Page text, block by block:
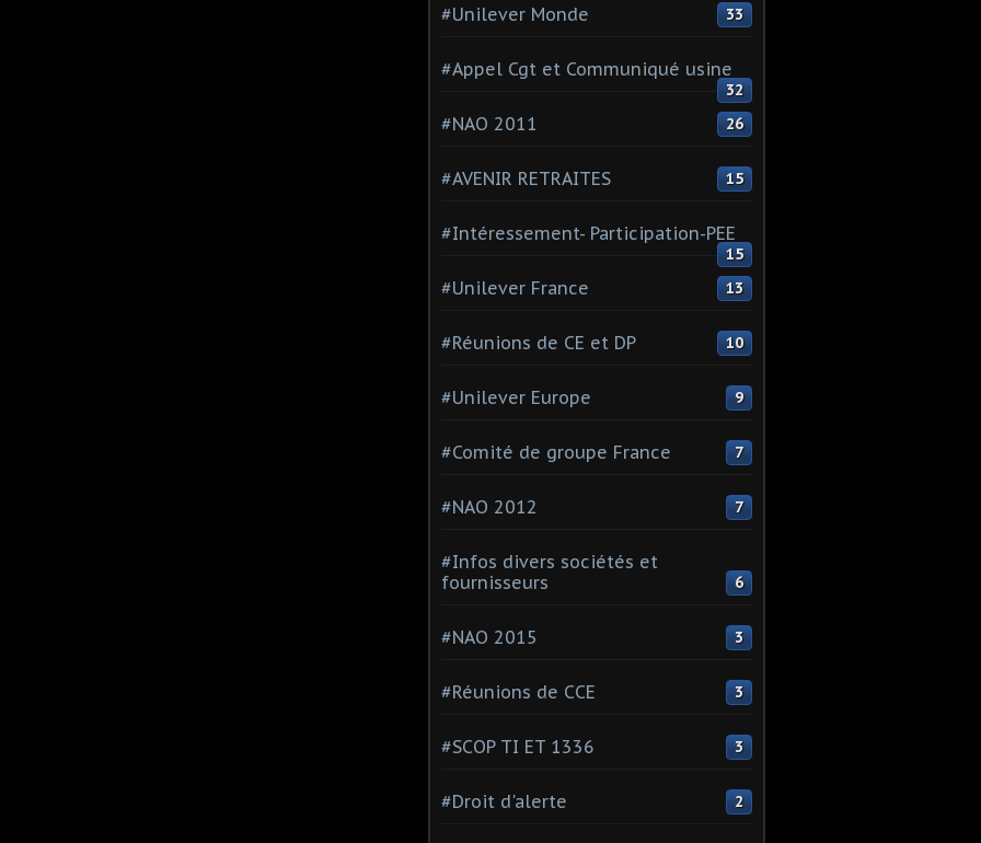
#Unilever Monde 33
#Appel Cgt et Communiqué usine
32
#NAO 2011 26
#AVENIR RETRAITES 15
#Intéressement- Participation-PEE
15
#Unilever France 13
#Réunions de CE et DP 10
#Unilever Europe 9
#Comité de groupe France 7
#NAO 2012 7
#Infos divers sociétés et
fournisseurs
6
#NAO 2015 3
#Réunions de CCE 3
#SCOP TI ET 1336 3
#Droit d'alerte 2